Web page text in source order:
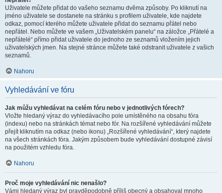
Uživatele můžete přidat do vašeho seznamu dvěma způsoby. Po kliknutí na
jméno uživatele se dostanete na stránku s profilem uživatele, kde najdete
odkaz, pomocí kterého můžete uživatele přidat do seznamu přátel nebo
nepřátel. Nebo můžete ve vašem „Uživatelském panelu“ na záložce „Přátelé a
nepřátelé“ přímo přidat uživatele do jednoho ze seznamů vložením jejich
uživatelských jmen. Na stejné stránce můžete také odstranit uživatele z vašich
seznamů.
Nahoru
Vyhledávání ve fóru
Jak můžu vyhledávat na celém fóru nebo v jednotlivých fórech?
Vložte hledaný výraz do vyhledávacího pole umístěného na obsahu fóra
(indexu) nebo na stránkách témat nebo fór. Na rozšířené vyhledávání můžete
přejít kliknutím na odkaz (nebo ikonu) „Rozšířené vyhledávání“, který najdete
na všech stránkách fóra. Jakým způsobem bude vyhledávání dostupné závisí
na použitém vzhledu fóra.
Nahoru
Proč moje vyhledávání nic nenašlo?
Vámi hledaný výraz byl pravděpodobně příliš obecný a obsahoval mnoho